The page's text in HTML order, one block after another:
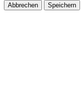
Abbrechen Speichern